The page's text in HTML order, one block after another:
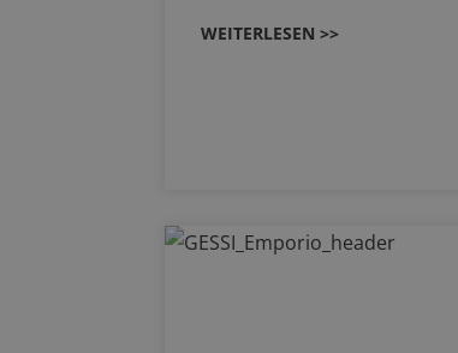
WEITERLESEN >>